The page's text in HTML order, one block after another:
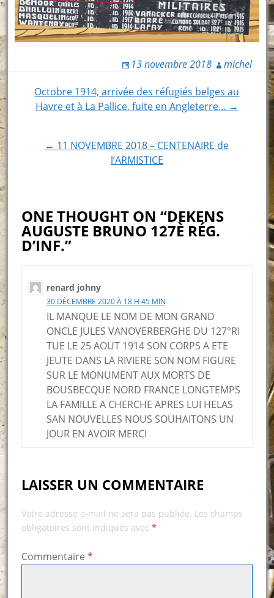
13 novembre 2018 michel
Post
Octobre 1914, arrivée des réfugiés belges au
Havre et à La Pallice, fuite en Angleterre… →
← 11 NOVEMBRE 2018 – CENTENAIRE de
l’ARMISTICE
ONE THOUGHT ON “DEKENS
AUGUSTE BRUNO 127È RÉG.
D’INF.”
renard johny
30 DÉCEMBRE 2020 À 18 H 45 MIN
IL MANQUE LE NOM DE MON GRAND
ONCLE JULES VANOVERBERGHE DU 127°RI
TUE LE 25 AOUT 1914 SON CORPS A ETE
JEUTE DANS LA RIVIERE SON NOM FIGURE
SUR LE MONUMENT AUX MORTS DE
BOUSBECQUE NORD FRANCE LONGTEMPS
LA FAMILLE A CHERCHE APRES LUI HELAS
SAN NOUVELLES NOUS SOUHAITONS UN
JOUR EN AVOIR MERCI
LAISSER UN COMMENTAIRE
Votre adresse e-mail ne sera pas publiée. Les champs
obligatoires sont indiqués avec *
Commentaire *